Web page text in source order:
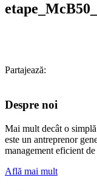
Partajează:
Despre noi
Mai mult decât o
este un antreprenor
management eficient
Află mai mult